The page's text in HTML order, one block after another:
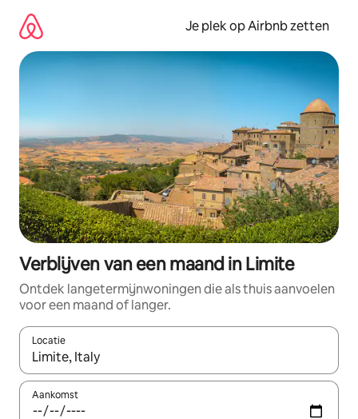
direct
naar
inhoud
Je plek op Airbnb zetten
Verblijven van een maand in Limite
Ontdek langetermijnwoningen die als thuis aanvoelen
voor een maand of langer.
Locatie
Wanneer er resultaten beschikbaar zijn, maak je een keuze
Aankomst